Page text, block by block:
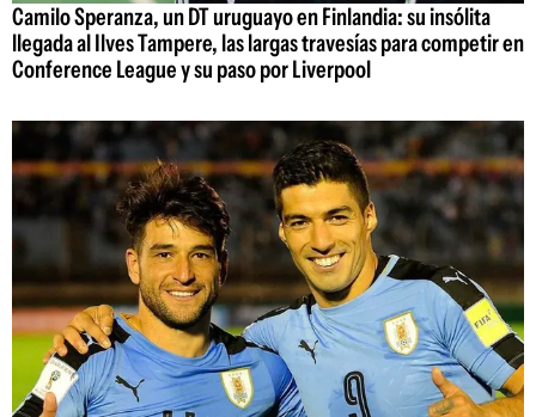
Camilo Speranza, un DT uruguayo en Finlandia: su insólita
llegada al Ilves Tampere, las largas travesías para competir en
Conference League y su paso por Liverpool